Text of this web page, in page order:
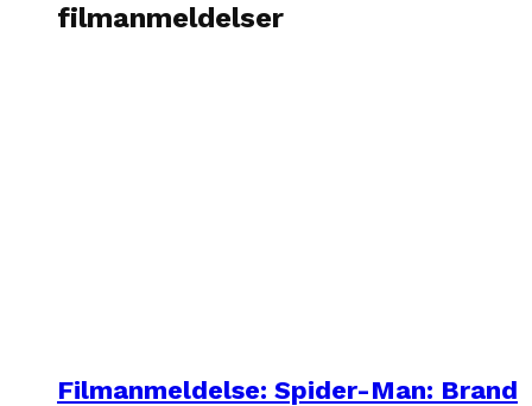
filmanmeldelser
Filmanmeldelse: Spider-Man: Brand